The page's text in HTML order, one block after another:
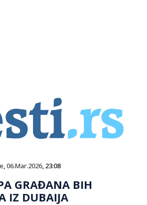
,06.Mar.2026, 23:08
GRAĐANA BIH
IZ DUBAIJA